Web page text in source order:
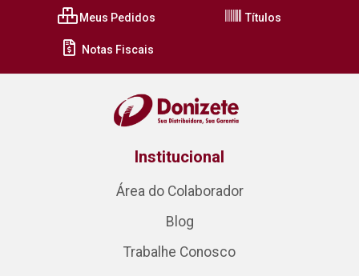
Meus Pedidos Títulos
Notas Fiscais
Institucional
Área do Colaborador
Blog
Trabalhe Conosco